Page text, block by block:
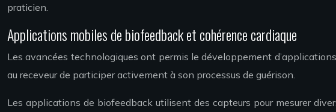
praticien.
Applications mobiles de biofeedback et cohérence cardiaque
Les avancées technologiques ont permis le développement
au receveur de participer activement à son processus de guérison.
Les applications de biofeedback utilisent des capteurs pour mesurer